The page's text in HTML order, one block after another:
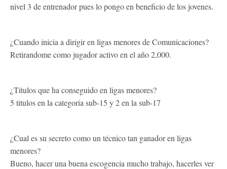
nivel 3 de entrenador pues lo pongo en beneficio de los jovenes.
¿Cuando inicia a dirigir en ligas menores de Comunicaciones?
Retirandome como jugador activo en el año 2,000.
¿Títulos que ha conseguido en ligas menores?
5 titulos en la categoria sub-15 y 2 en la sub-17
¿Cual es su secreto como un técnico tan ganador en ligas
menores?
Bueno, hacer una buena escogencia mucho trabajo, hacerles ver